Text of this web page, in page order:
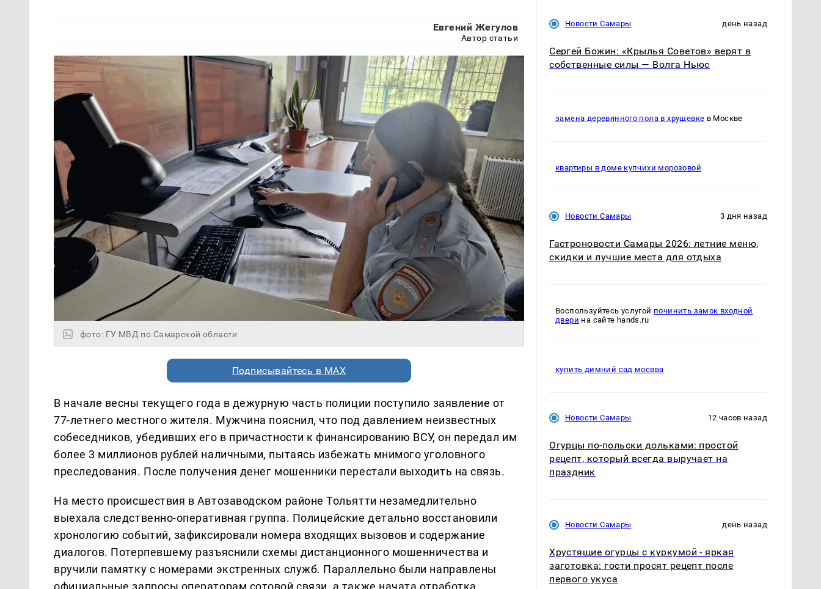
Евгений Жегулов
Автор статьи
фото: ГУ МВД по Самарской области
Подписывайтесь в MAX
В начале весны текущего года в дежурную часть полиции поступило заявление от
77-летнего местного жителя. Мужчина пояснил, что под давлением неизвестных
собеседников, убедивших его в причастности к финансированию ВСУ, он передал им
более 3 миллионов рублей наличными, пытаясь избежать мнимого уголовного
преследования. После получения денег мошенники перестали выходить на связь.
На место происшествия в Автозаводском районе Тольятти незамедлительно
выехала следственно-оперативная группа. Полицейские детально восстановили
хронологию событий, зафиксировали номера входящих вызовов и содержание
диалогов. Потерпевшему разъяснили схемы дистанционного мошенничества и
вручили памятку с номерами экстренных служб. Параллельно были направлены
официальные запросы операторам сотовой связи, а также начата отработка
Новости Самары день назад
Сергей Божин: «Крылья Советов» верят в
собственные силы — Волга Ньюс
замена деревянного пола в хрущевке в Москве
квартиры в доме купчихи морозовой
Новости Самары 3 дня назад
Гастроновости Самары 2026: летние меню,
скидки и лучшие места для отдыха
Воспользуйтесь услугой починить замок входной
двери на сайте hands.ru
купить димний сад мосвва
Новости Самары 12 часов назад
Огурцы по‑польски дольками: простой
рецепт, который всегда выручает на
праздник
Новости Самары день назад
Хрустящие огурцы с куркумой - яркая
заготовка: гости просят рецепт после
первого укуса